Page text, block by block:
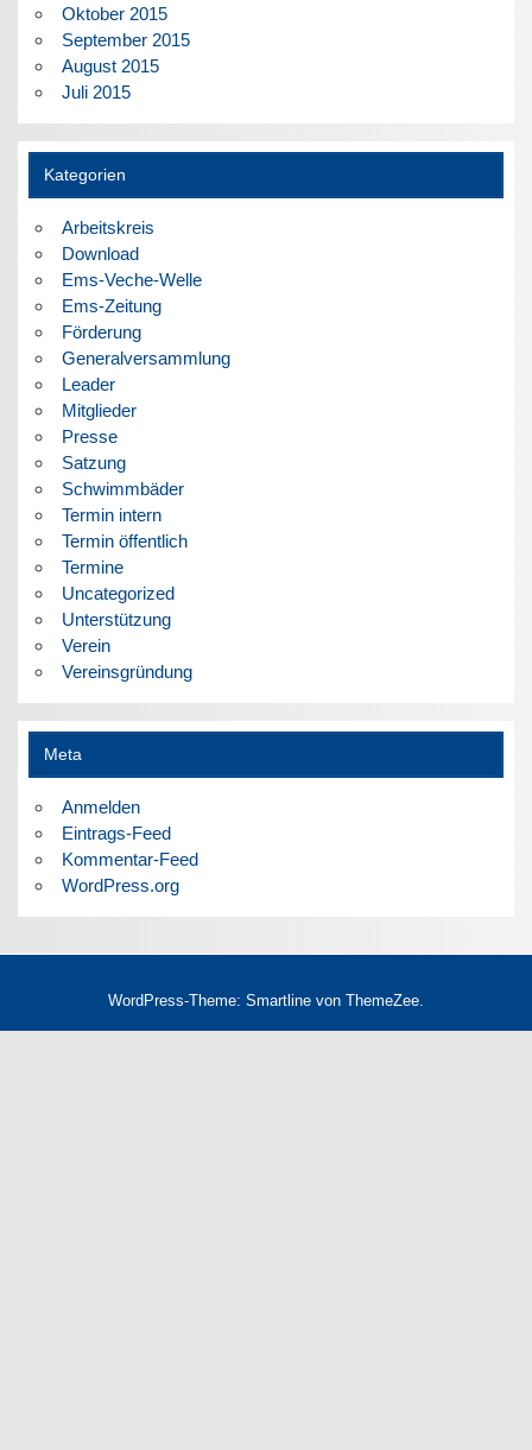
Oktober 2015
September 2015
August 2015
Juli 2015
Kategorien
Arbeitskreis
Download
Ems-Veche-Welle
Ems-Zeitung
Förderung
Generalversammlung
Leader
Mitglieder
Presse
Satzung
Schwimmbäder
Termin intern
Termin öffentlich
Termine
Uncategorized
Unterstützung
Verein
Vereinsgründung
Meta
Anmelden
Eintrags-Feed
Kommentar-Feed
WordPress.org
WordPress-Theme: Smartline von ThemeZee.